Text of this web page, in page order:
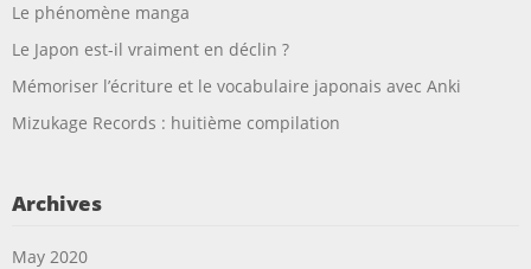
Le phénomène manga
Le Japon est-il vraiment en déclin ?
Mémoriser l’écriture et le vocabulaire japonais avec Anki
Mizukage Records : huitième compilation
Archives
May 2020